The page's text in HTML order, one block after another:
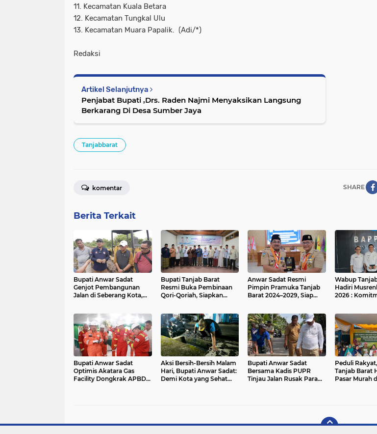
11. Kecamatan Kuala Betara
12. Kecamatan Tungkal Ulu
13. Kecamatan Muara Papalik. (Adi/*)
Redaksi
Artikel Selanjutnya
Penjabat Bupati ,Drs. Raden Najmi Menyaksikan Langsung
Berkarang Di Desa Sumber Jaya
Tanjabbarat
SHARE
komentar
Berita Terkait
Bupati Anwar Sadat
Genjot Pembangunan
Jalan di Seberang Kota,
Bupati Tanjab Barat
Resmi Buka Pembinaan
Qori-Qoriah, Siapkan
Anwar Sadat Resmi
Pimpin Pramuka Tanjab
Barat 2024–2029, Siap
Wabup
Hadiri
2026 :
Bupati Anwar Sadat
Optimis Akatara Gas
Facility Dongkrak APBD
Aksi Bersih-Bersih Malam
Hari, Bupati Anwar Sadat:
Demi Kota yang Sehat
Bupati Anwar Sadat
Bersama Kadis PUPR
Tinjau Jalan Rusak Parah
Peduli
Tanjab Barat
Pasar Murah